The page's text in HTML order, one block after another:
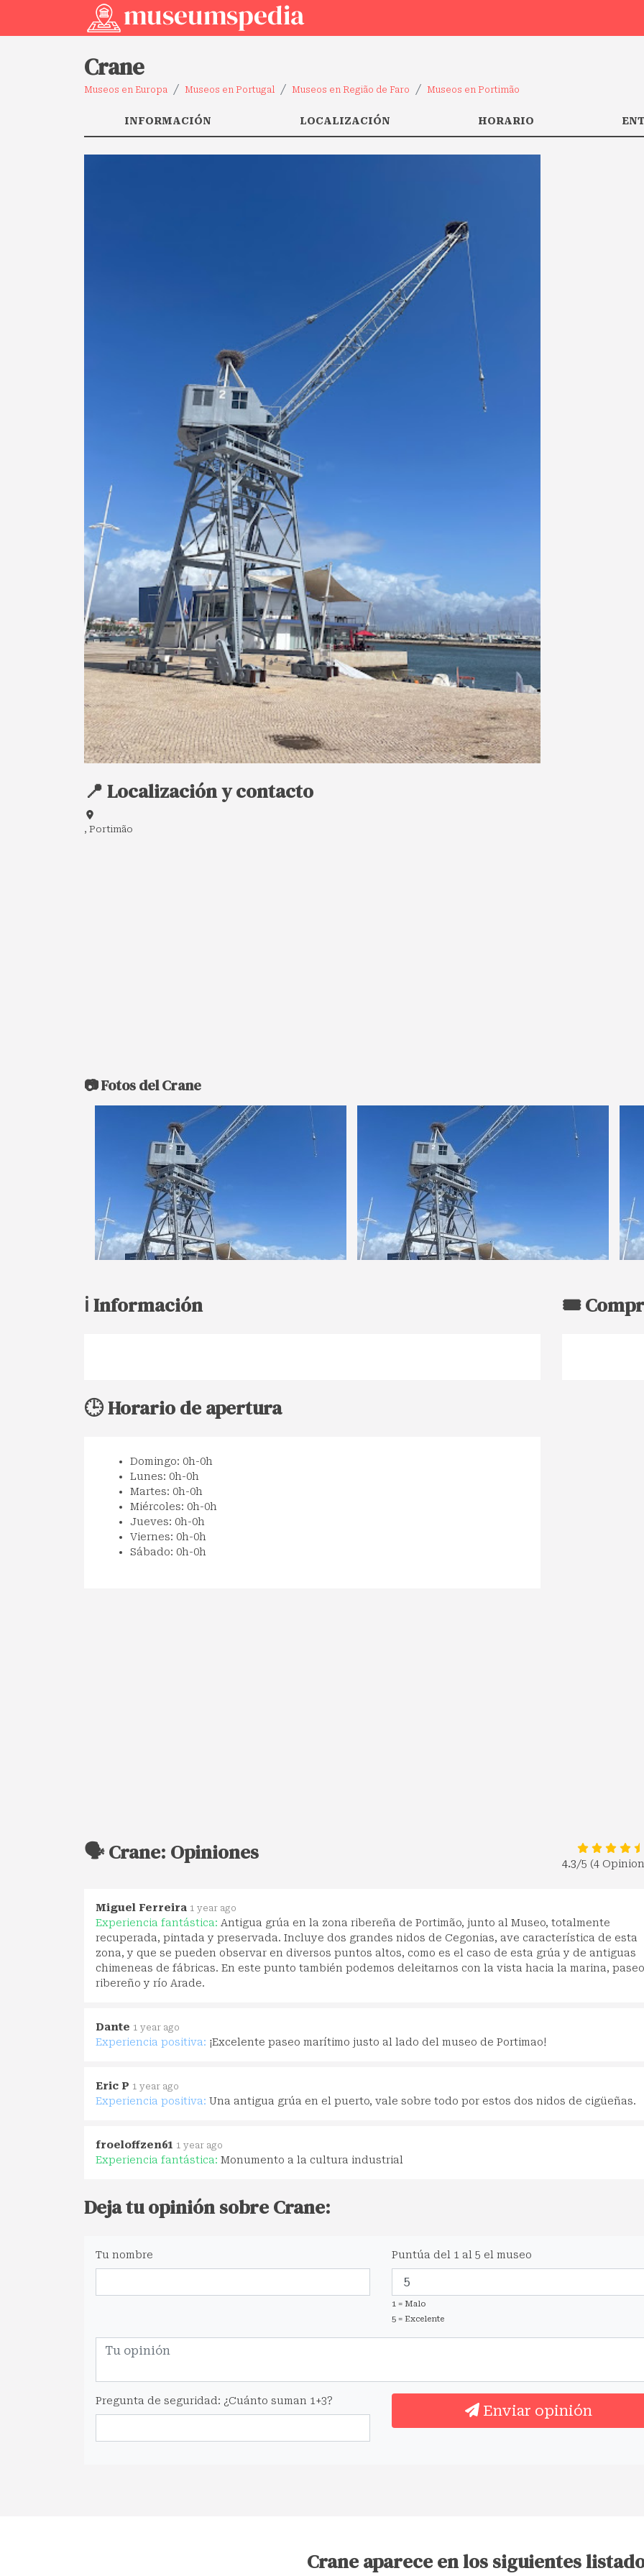
Crane
Museos en Europa Museos en Portugal Museos en Região de Faro Museos en Portimão
INFORMACIÓN LOCALIZACIÓN HORARIO
📍 Localización y contacto
, Portimão
📷 Fotos del Crane
ℹ️ Información
🕒 Horario de apertura
Domingo: 0h-0h
Lunes: 0h-0h
Martes: 0h-0h
Miércoles: 0h-0h
Jueves: 0h-0h
Viernes: 0h-0h
Sábado: 0h-0h
🎟️
🗣️ Crane: Opiniones 4.3/5 (4
Miguel Ferreira 1 year ago
Experiencia fantástica: Antigua grúa en la zona ribereña de Portimão, junto al Museo, totalmente
recuperada, pintada y preservada. Incluye dos grandes nidos de Cegonias, ave característica de esta
zona, y que se pueden observar en diversos puntos altos, como es el caso de esta grúa y de antiguas
chimeneas de fábricas. En este punto también podemos deleitarnos con la vista hacia la marina, paseo
ribereño y río Arade.
Dante 1 year ago
Experiencia positiva: ¡Excelente paseo marítimo justo al lado del museo de Portimao!
Eric P 1 year ago
Experiencia positiva: Una antigua grúa en el puerto, vale sobre todo por estos dos nidos de cigüeñas.
froeloffzen61 1 year ago
Experiencia fantástica: Monumento a la cultura industrial
Deja tu opinión sobre Crane:
Tu nombre Puntúa del 1 al 5 el museo
1 = Malo
5 = Excelente
Pregunta de seguridad: ¿Cuánto suman 1+3?
Enviar opinión
Crane aparece en los siguientes